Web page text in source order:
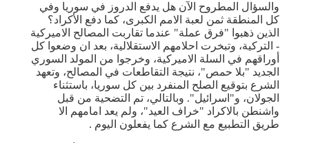
والسؤال المطروح الآن هل يدفع الدروز في سوريا وفي
كل المنطقة ثمن لعبة الامم الكبرى، كما دفع الأكراد؟
الذين ذهبوا "فرق عملة" عندما تقاربت المصالح الاميركية
- التركية، وتبخرت احلامهم الاستقلالية، بعد ان وضعوا كل
أوراقهم في السلة الاميركية، وخرجوا من المولد السوري
الجديد "بلا حمص"، نتيجة التقاطعات في المصالح، وتعهد
الشرع بتوقيع الصلح المنفرد بين كل سوريا، باستثناء
الجولان، و"اسرائيل". وبالتالي، تم التضحية من قبل
واشنطن بالاكراد "خراف العيد"، ولم يعد امامهم الا
طريق التطبيع مع الشرع كما يفعلون اليوم .